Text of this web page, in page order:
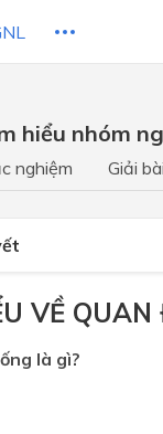
hiểu nhóm
nghiệm Giải
VỀ
là gì?